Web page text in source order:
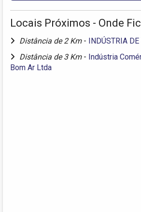
Locais Próximos - Onde
Distância de 2 Km - INDÚSTRIA
Distância de 3 Km - Indústria
Bom Ar Ltda